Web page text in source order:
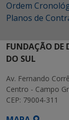
Ordem
Planos de
FUNDAÇÃO DE
DO SUL
Av. Fernando
Centro - Campo
CEP: 79004-311